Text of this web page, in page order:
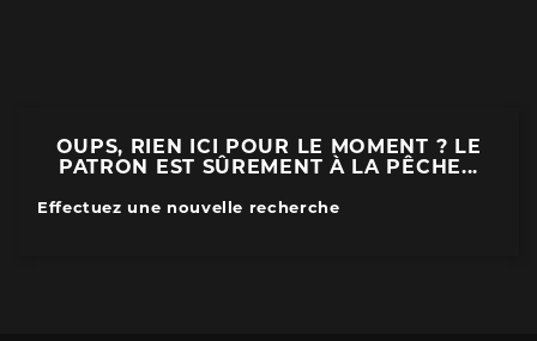
OUPS, RIEN ICI POUR LE MOMENT ? LE
PATRON EST SÛREMENT À LA PÊCHE...
Effectuez une nouvelle recherche